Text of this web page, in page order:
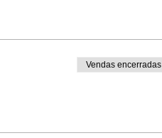
Vendas encerradas